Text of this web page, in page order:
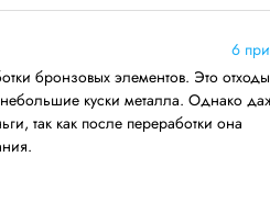
6
бронзовых элементов. Это отходы
куски металла. Однако
так как после переработки она